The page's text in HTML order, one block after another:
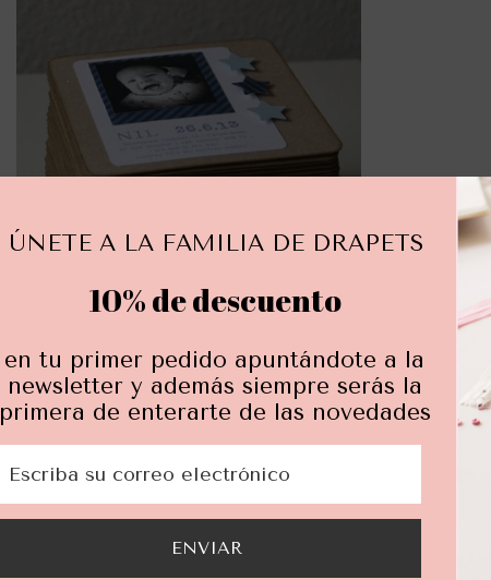
ENVIAR
ÚNETE A LA FAMILIA DE DRAPETS
10% de descuento
en tu primer pedido apuntándote a la
newsletter y además siempre serás la
primera de enterarte de las novedades